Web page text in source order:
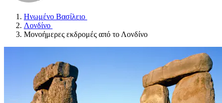
Ηνωμένο Βασίλειο
Λονδίνο
Μονοήμερες εκδρομές από το Λονδίνο